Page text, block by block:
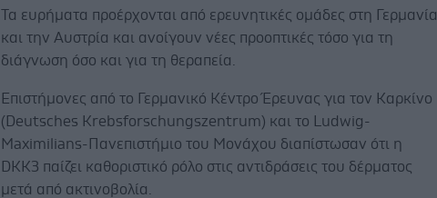
Τα ευρήματα προέρχονται από ερευνητικές ομάδες στη Γερμανία
και την Αυστρία και ανοίγουν νέες προοπτικές τόσο για τη
διάγνωση όσο και για τη θεραπεία.
Επιστήμονες από το Γερμανικό Κέντρο Έρευνας για τον Καρκίνο
(Deutsches Krebsforschungszentrum) και το Ludwig-
Maximilians-Πανεπιστήμιο του Μονάχου διαπίστωσαν ότι η
DKK3 παίζει καθοριστικό ρόλο στις αντιδράσεις του δέρματος
μετά από ακτινοβολία.